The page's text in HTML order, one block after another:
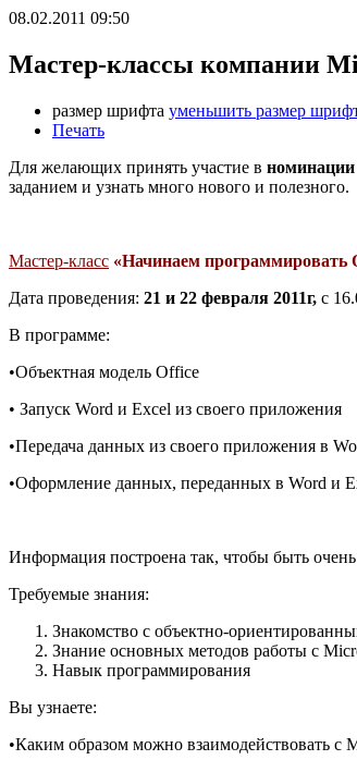
08.02.2011 09:50
Мастер-классы компании
размер шрифта уменьшить размер
Печать
Для желающих принять участие в номинации
заданием и узнать много нового и полезного.
Мастер-класс «Начинаем программировать
Дата проведения: 21 и 22 февраля 2011г, с
В программе:
•Объектная модель Office
• Запуск Word и Excel из своего приложения
•Передача данных из своего приложения в
•Оформление данных, переданных в Word и
Информация построена так, чтобы быть
Требуемые знания:
Знакомство с объектно-
Знание основных методов работы с
Навык программирования
Вы узнаете:
•Каким образом можно взаимодействовать с